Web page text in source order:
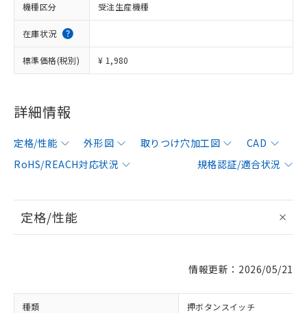
機種区分 受注生産機種
在庫状況
標準価格(税別) ¥ 1,980
詳細情報
定格/性能 外形図 取りつけ穴加工図
CAD
RoHS/REACH対応状況
規格認証/適合状況
定格/性能
情報更新：2026/05/21
種類 押ボタンスイッチ